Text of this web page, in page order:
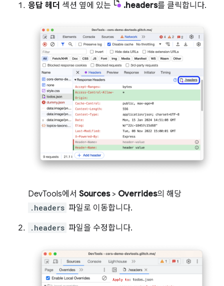
응답 헤더 섹션 옆에 있는 .headers를 클릭합니다.
DevTools에서 Sources> Overrides의 해당
.headers 파일로 이동합니다.
.headers 파일을 수정합니다.